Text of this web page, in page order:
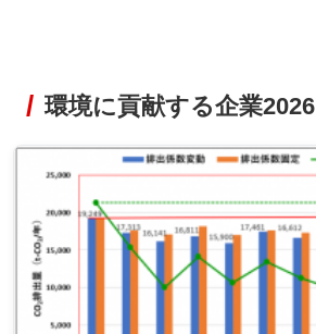
環境に貢献する企業2026